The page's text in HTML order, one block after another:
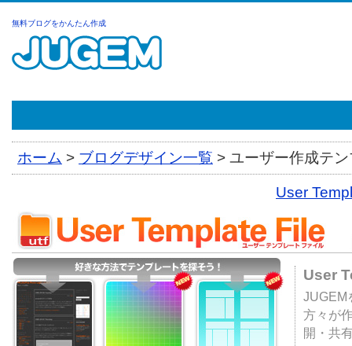
無料ブログをかんたん作成
ホーム > ブログデザイン一覧 > ユーザー作成テ
User
User
JUGEM
方々が
開・共